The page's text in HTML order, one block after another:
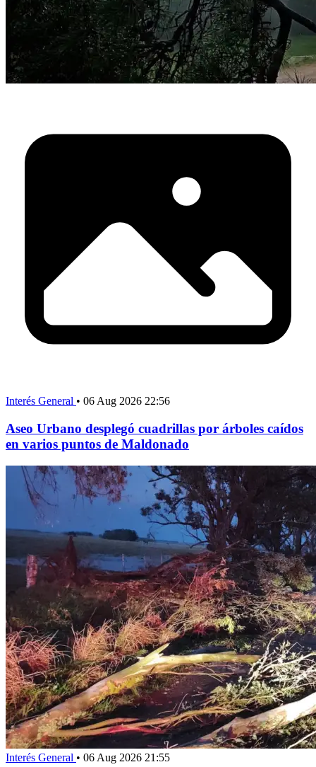
Interés General • 06 Aug 2026 22:56
Aseo Urbano desplegó cuadrillas por árboles caídos
en varios puntos de Maldonado
Interés General • 06 Aug 2026 21:55